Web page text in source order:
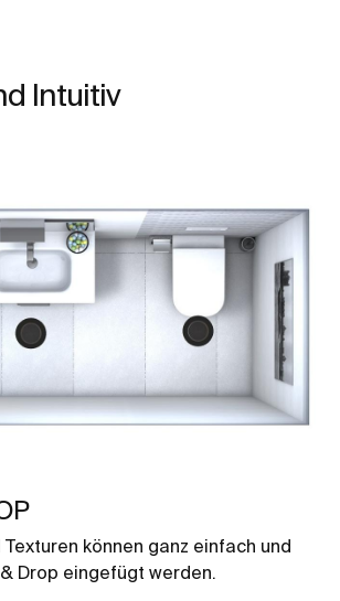
Intuitiv
können ganz einfach und
Drop eingefügt werden.